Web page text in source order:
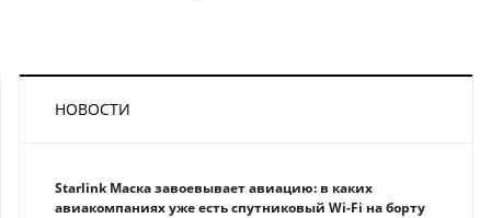
НОВОСТИ
Starlink Маска завоевывает авиацию: в каких
авиакомпаниях уже есть спутниковый Wi-Fi на борту